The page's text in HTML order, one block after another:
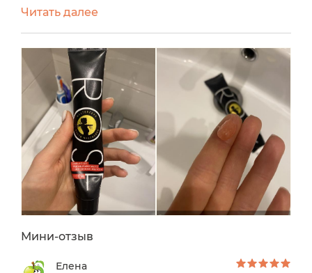
водостойкий как у меня .В данный момент
некоторые пятна свои на лице я замазюкиваю
косметикой очень тщательно .И вечером надо
снять макияжик так, чтобы мало того ничего не
осталось ,иначе высыпания мне обеспечены.
Да еще кожу не травмировать...
Читать далее
Мини-отзыв
Елена